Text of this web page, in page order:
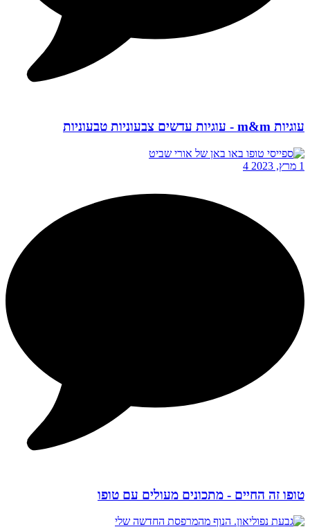
עוגיות m&m - עוגיות עדשים צבעוניות טבעוניות
1 מרץ, 2023 4
טופו זה החיים - מתכונים מעולים עם טופו